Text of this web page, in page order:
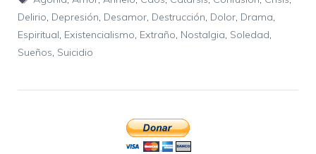
Delirio, Depresión, Desamor, Destrucción, Dolor, Drama,
Espiritual, Existencialismo, Extraño, Nostalgia, Soledad,
Sueños, Suicidio